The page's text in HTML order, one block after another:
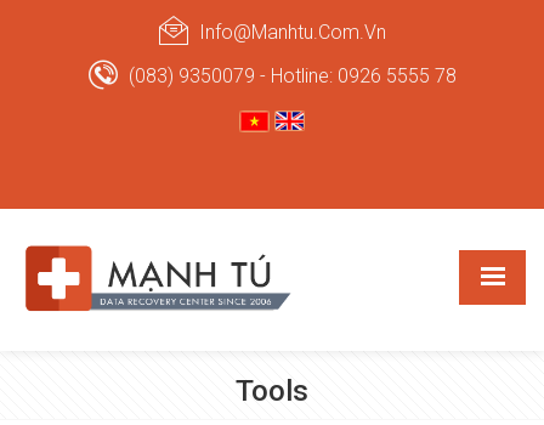
Info@manhtu.com.vn
(083) 9350079 - Hotline: 0926 5555 78
Tools